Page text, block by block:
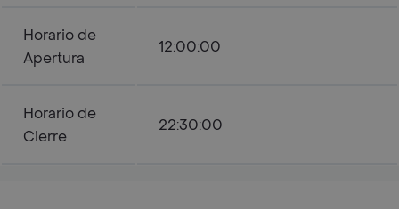
Horario de
Apertura
12:00:00
Horario de
Cierre
22:30:00